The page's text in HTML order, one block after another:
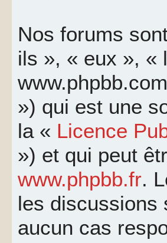
Nos forums
ils », « eux », «
») qui est une
la « Licence
») et qui peut
www.phpbb.fr.
les discussions
aucun cas